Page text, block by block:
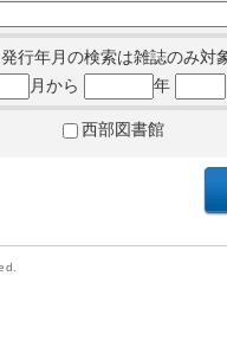
行年月の検索は雑誌のみ対
月から 年
西部図書館